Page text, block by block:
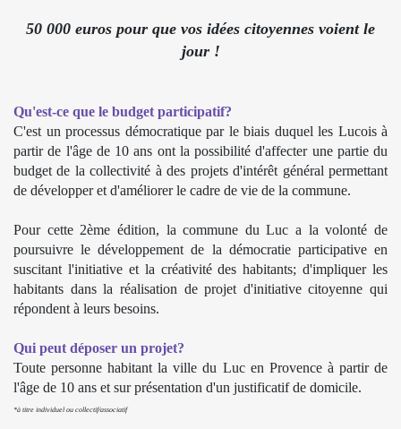
50 000 euros pour que vos idées citoyennes voient le
jour !
Qu'est-ce que le budget participatif?
C'est un processus démocratique par le biais duquel les Lucois à
partir de l'âge de 10 ans ont la possibilité d'affecter une partie du
budget de la collectivité à des projets d'intérêt général permettant
de développer et d'améliorer le cadre de vie de la commune.
Pour cette 2ème édition, la commune du Luc a la volonté de
poursuivre le développement de la démocratie participative en
suscitant l'initiative et la créativité des habitants; d'impliquer les
habitants dans la réalisation de projet d'initiative citoyenne qui
répondent à leurs besoins.
Qui peut déposer un projet?
Toute personne habitant la ville du Luc en Provence à partir de
l'âge de 10 ans et sur présentation d'un justificatif de domicile.
*à titre individuel ou collectif/associatif